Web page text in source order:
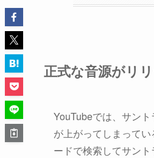
正式な音源がリ
YouTubeでは、サン
が上がってしまって
ードで検索してサン